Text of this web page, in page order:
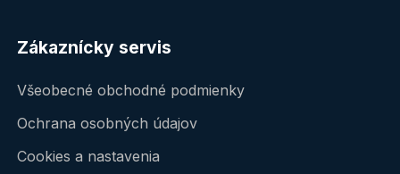
Zákaznícky servis
Všeobecné obchodné podmienky
Ochrana osobných údajov
Cookies a nastavenia